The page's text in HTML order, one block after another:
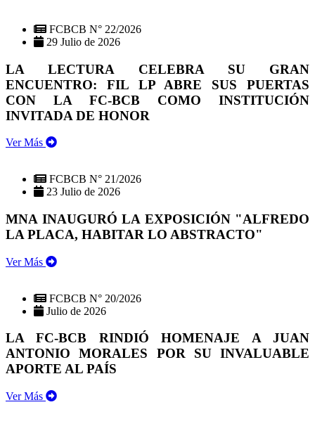
FCBCB N° 22/2026
29 Julio de 2026
LA LECTURA CELEBRA SU GRAN
ENCUENTRO: FIL LP ABRE SUS PUERTAS
CON LA FC-BCB COMO INSTITUCIÓN
INVITADA DE HONOR
Ver Más
FCBCB N° 21/2026
23 Julio de 2026
MNA INAUGURÓ LA EXPOSICIÓN "ALFREDO
LA PLACA, HABITAR LO ABSTRACTO"
Ver Más
FCBCB N° 20/2026
Julio de 2026
LA FC-BCB RINDIÓ HOMENAJE A JUAN
ANTONIO MORALES POR SU INVALUABLE
APORTE AL PAÍS
Ver Más